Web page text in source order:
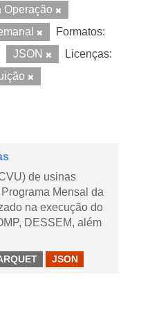
Operação
Formatos:
JSON
Licenças:
de usinas
Mensal da
na execução do
DESSEM, além
JSON